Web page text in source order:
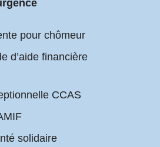
pour chômeur
d’aide financière
CCAS
solidaire